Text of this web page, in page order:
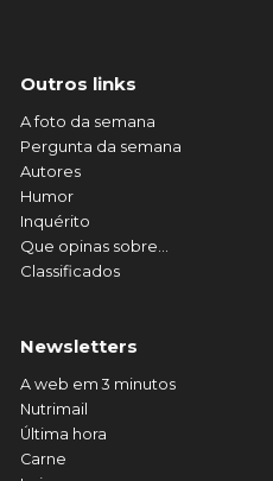
Outros links
A foto da semana
Pergunta da semana
Autores
Humor
Inquérito
Que opinas sobre...
Classificados
Newsletters
A web em 3 minutos
Nutrimail
Última hora
Carne